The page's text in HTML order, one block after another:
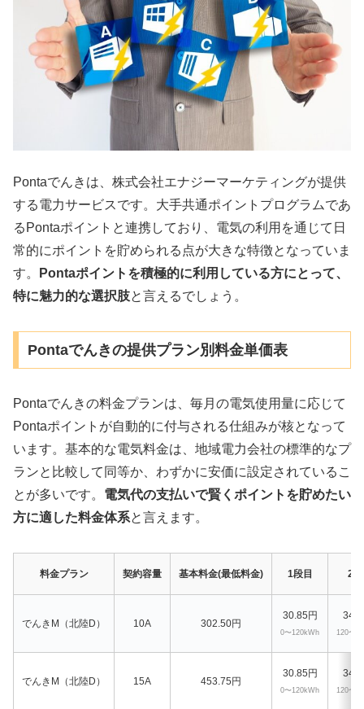
Pontaでんきは、株式会社エナジーマーケティングが提供
する電力サービスです。大手共通ポイントプログラムであ
るPontaポイントと連携しており、電気の利用を通じて日
常的にポイントを貯められる点が大きな特徴となっていま
す。
Pontaポイントを積極的に利用している方にとって、
特に魅力的な選択肢と言えるでしょう。
Pontaでんきの提供プラン別料金単価表
Pontaでんきの料金プランは、毎月の電気使用量に応じて
Pontaポイントが自動的に付与される仕組みが核となって
います。基本的な電気料金は、地域電力会社の標準的なプ
ランと比較して同等か、わずかに安価に設定されているこ
とが多いです。 電気代の支払いで賢くポイントを貯めたい
方に適した料金体系と言えます。
料金プラン 契約容量 基本料金(最低料金) 1段目 2
でんきM（北陸D） 10A 302.50円
30.85円
0〜120kWh 120〜
でんきM（北陸D） 15A 453.75円
30.85円
0〜120kWh 120〜